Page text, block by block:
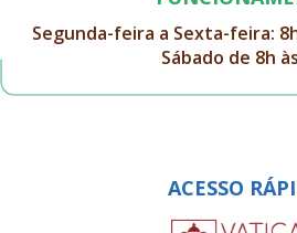
Segunda-feira a Sexta-feira:
Sábado de 8h
ACESSO